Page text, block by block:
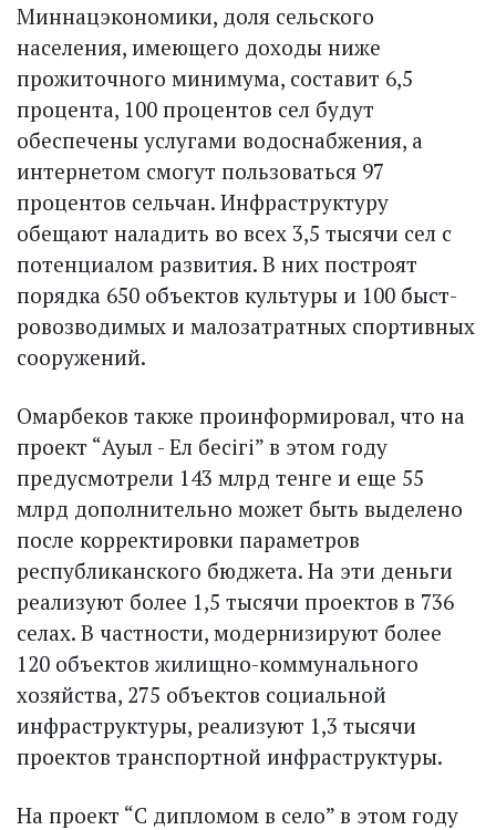
Миннацэкономики, доля сельского
населения, имеющего доходы ниже
прожиточного минимума, составит 6,5
процента, 100 процентов сел будут
обеспечены услугами водоснабжения, а
интернетом смогут пользоваться 97
процентов сельчан. Инфраструктуру
обещают наладить во всех 3,5 тысячи сел с
потенциалом развития. В них построят
порядка 650 объектов культуры и 100 быст­
ровозводимых и малозатратных спортивных
сооружений.
Омарбеков также проинформировал, что на
проект “Ауыл - Ел бесігі” в этом году
предусмотрели 143 млрд тенге и еще 55
млрд дополнительно может быть выделено
после корректировки парамет­ров
республиканского бюджета. На эти деньги
реализуют более 1,5 тысячи проектов в 736
селах. В частности, модернизируют более
120 объектов жилищно-коммунального
хозяйства, 275 объектов социальной
инфраструктуры, реализуют 1,3 тысячи
проектов транспортной инфраструктуры.
На проект “С дипломом в село” в этом году